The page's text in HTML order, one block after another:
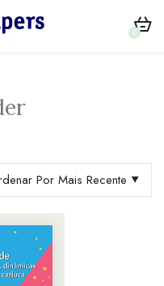
0
Por Mais Recente